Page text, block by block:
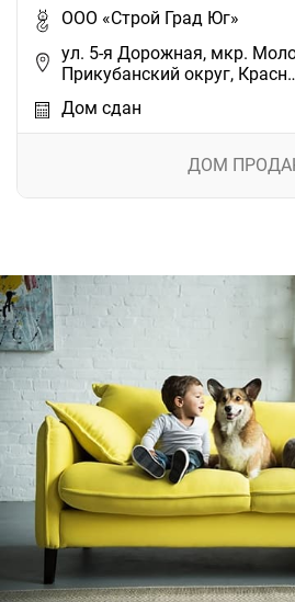
ООО «Строй Град Юг»
ул. 5-я Дорожная, мкр.
Прикубанский округ,
Дом сдан
ДОМ